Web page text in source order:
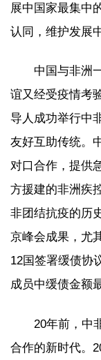
展中国家最集中
认同，维护发展
中国与非洲
谊又经受疫情考
导人成功举行中
友好互助传统。
对口合作，提供
方援建的非洲疾
非团结抗疫的历
京峰会成果，尤
12国签署缓债协
成员中缓债金额
20年前，中
合作的新时代。